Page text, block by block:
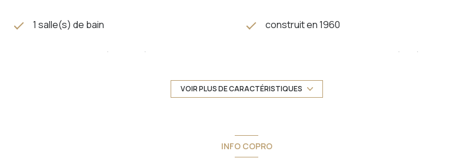
1 salle(s) de bain construit en 1960
cuisine séparée (équipée) Chauffage collectif : radiateur (gaz)
3ème étage
balcon
VOIR PLUS DE CARACTÉRISTIQUES
INFO COPRO